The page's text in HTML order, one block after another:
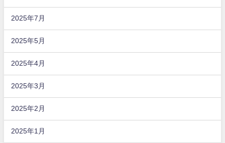
2025年7月
2025年5月
2025年4月
2025年3月
2025年2月
2025年1月